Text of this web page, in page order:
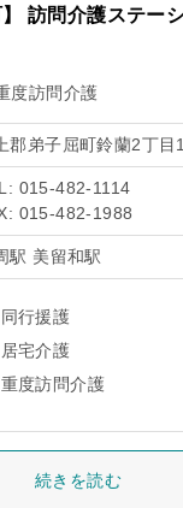
】 訪問介護ステー
度訪問介護
郡弟子屈町鈴蘭2丁
015-482-1114
015-482-1988
駅 美留和駅
同行援護
居宅介護
重度訪問介護
続きを読む